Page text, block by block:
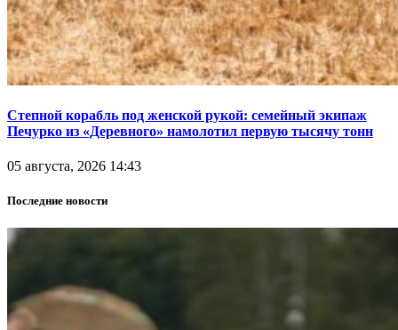
Степной корабль под женской рукой: семейный экипаж
Печурко из «Деревного» намолотил первую тысячу тонн
05 августа, 2026 14:43
Последние новости